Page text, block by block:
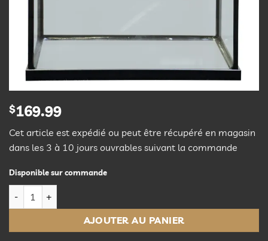
$169.99
Cet article est expédié ou peut être récupéré en magasin
dans les 3 à 10 jours ouvrables suivant la commande
Disponible sur commande
AJOUTER AU PANIER